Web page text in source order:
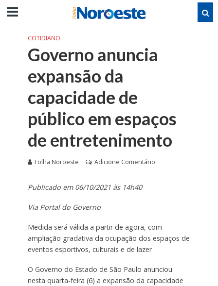
COTIDIANO
Governo anuncia
expansão da
capacidade de
público em espaços
de entretenimento
Folha Noroeste Adicione Comentário
Publicado em 06/10/2021 às 14h40
Via Portal do Governo
Medida será válida a partir de agora, com
ampliação gradativa da ocupação dos espaços de
eventos esportivos, culturais e de lazer
O Governo do Estado de São Paulo anunciou
nesta quarta-feira (6) a expansão da capacidade